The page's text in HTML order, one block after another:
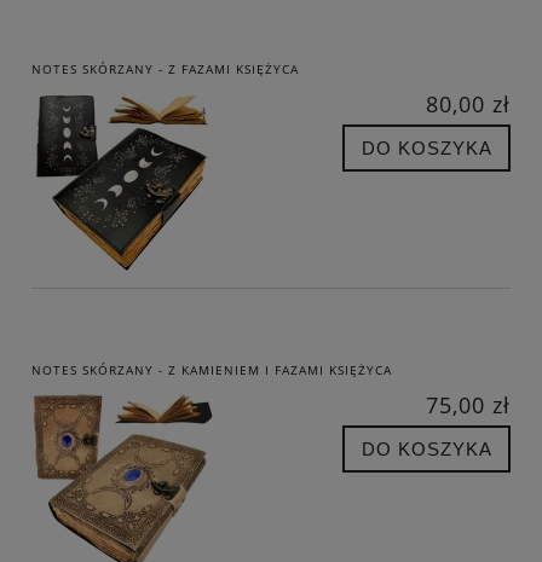
NOTES SKÓRZANY - Z FAZAMI KSIĘŻYCA
80,00 zł
DO KOSZYKA
NOTES SKÓRZANY - Z KAMIENIEM I FAZAMI KSIĘŻYCA
75,00 zł
DO KOSZYKA